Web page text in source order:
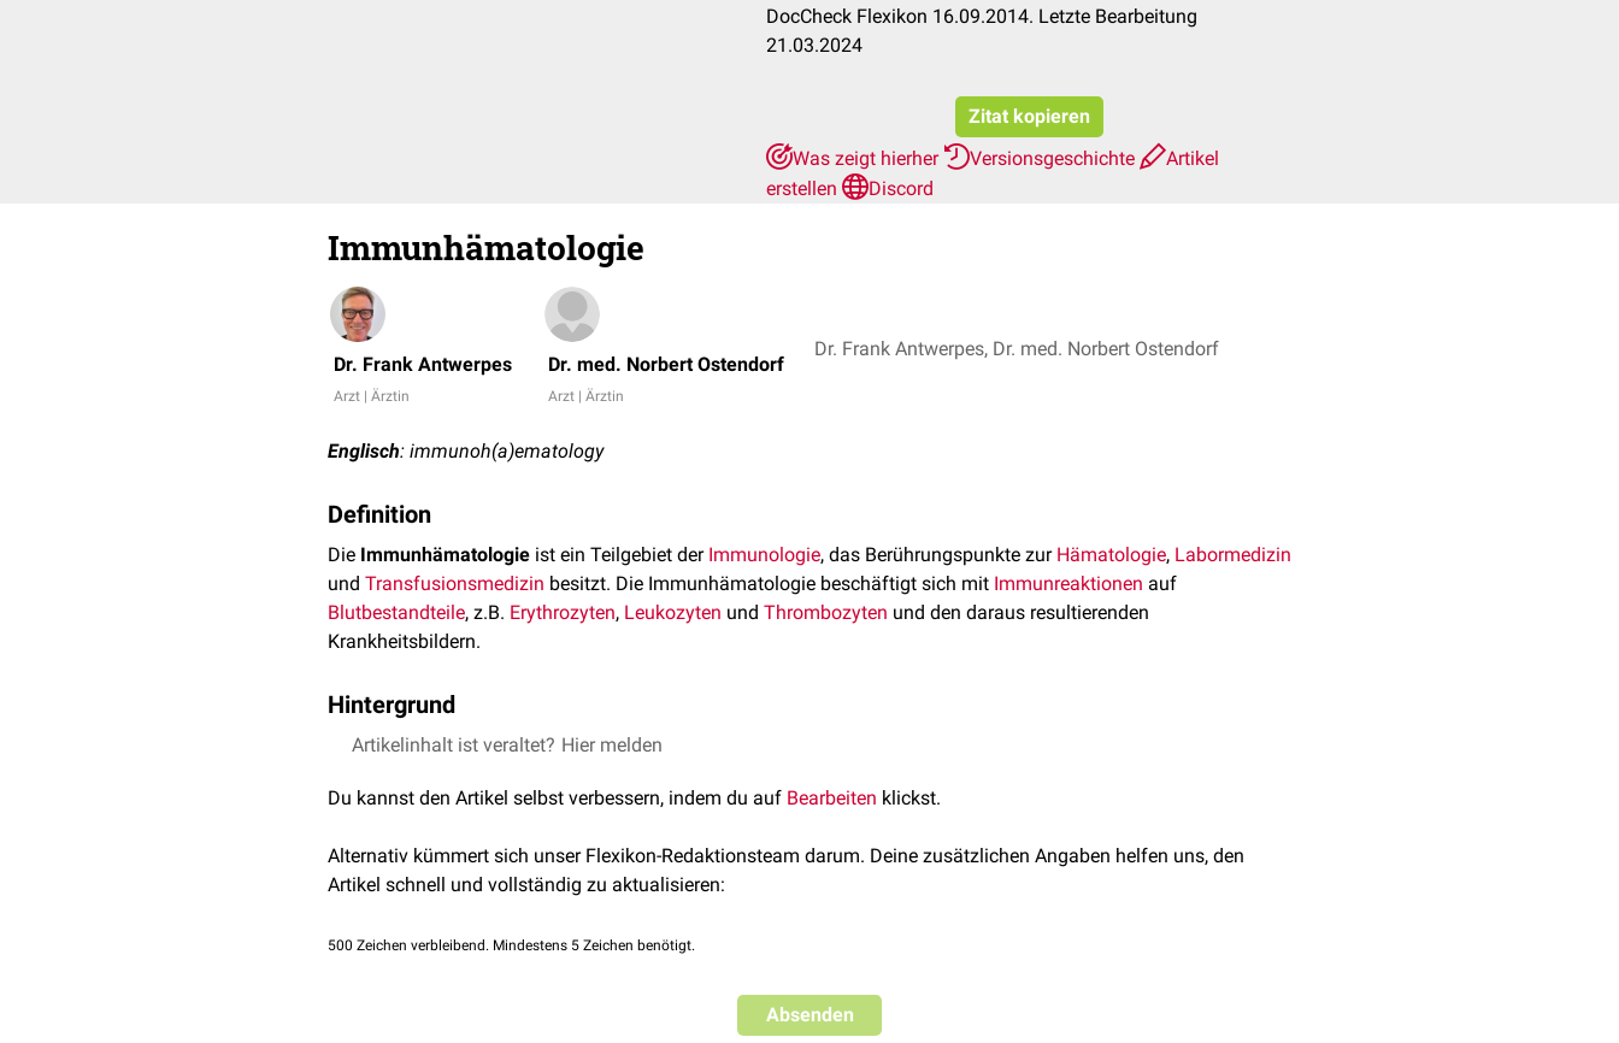
DocCheck Flexikon 16.09.2014. Letzte Bearbeitung
21.03.2024
Zitat kopieren
Was zeigt hierher
Versionsgeschichte
Artikel
erstellen
Discord
Immunhämatologie
Dr. Frank Antwerpes
Arzt | Ärztin
Dr. med. Norbert Ostendorf
Arzt | Ärztin
Dr. Frank Antwerpes, Dr. med. Norbert Ostendorf
Englisch: immunoh(a)ematology
Definition
Die Immunhämatologie ist ein Teilgebiet der Immunologie, das Berührungspunkte zur Hämatologie, Labormedizin
und Transfusionsmedizin besitzt. Die Immunhämatologie beschäftigt sich mit Immunreaktionen auf
Blutbestandteile, z.B. Erythrozyten, Leukozyten und Thrombozyten und den daraus resultierenden
Krankheitsbildern.
Hintergrund
Eine wichtiger Teil der Immunhämatologie ist die Bestimmung von
BlutgruppenbestimmungmitAntikörpersuchtestsist eine Voraussetzung für die Durchführung von
Zur Immunhämatologie gehört weiter die Diagnostik bei Fetomaternaler Inkompatibilität(Morbus haemolyticus
neonatorum) und beiAutoimmunhämolytischer Anämie
Artikelinhalt ist veraltet? Hier melden
Du kannst den Artikel selbst verbessern, indem du auf Bearbeiten klickst.
Alternativ kümmert sich unser Flexikon-Redaktionsteam darum. Deine zusätzlichen Angaben helfen uns, den
Artikel schnell und vollständig zu aktualisieren:
500 Zeichen verbleibend. Mindestens 5 Zeichen benötigt.
Absenden